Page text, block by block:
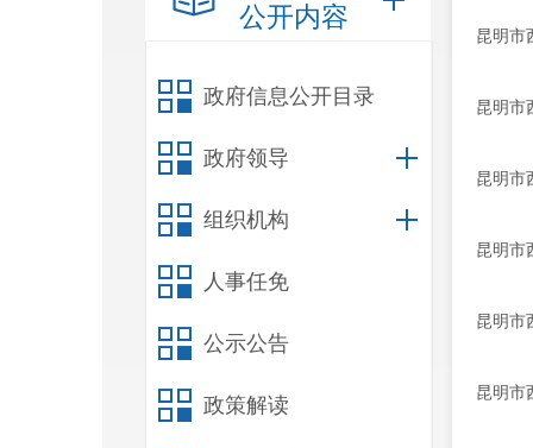
公开内容
政府信息公开目录
政府领导
组织机构
人事任免
公示公告
政策解读
昆明市
昆明市
昆明市
昆明市
昆明市
昆明市